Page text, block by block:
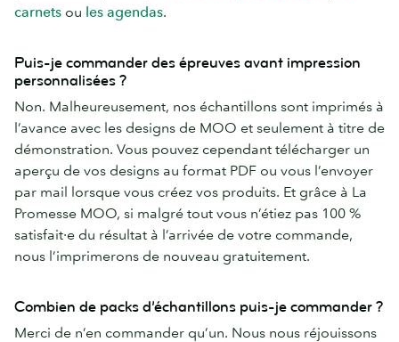
carnets ou les agendas.
Puis-je commander des épreuves avant impression
personnalisées ?
Non. Malheureusement, nos échantillons sont imprimés à
l’avance avec les designs de MOO et seulement à titre de
démonstration. Vous pouvez cependant télécharger un
aperçu de vos designs au format PDF ou vous l’envoyer
par mail lorsque vous créez vos produits. Et grâce à La
Promesse MOO, si malgré tout vous n’étiez pas 100 %
satisfait·e du résultat à l’arrivée de votre commande,
nous l’imprimerons de nouveau gratuitement.
Combien de packs d’échantillons puis-je commander ?
Merci de n’en commander qu’un. Nous nous réjouissons